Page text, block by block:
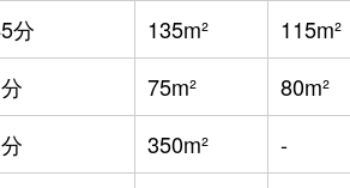
分 135m² 115m²
75m² 80m²
350m² -